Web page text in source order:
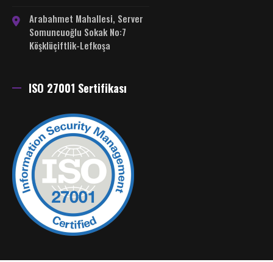
Arabahmet Mahallesi, Server
Somuncuoğlu Sokak No:7
Köşklüçiftlik-Lefkoşa
ISO 27001 Sertifikası